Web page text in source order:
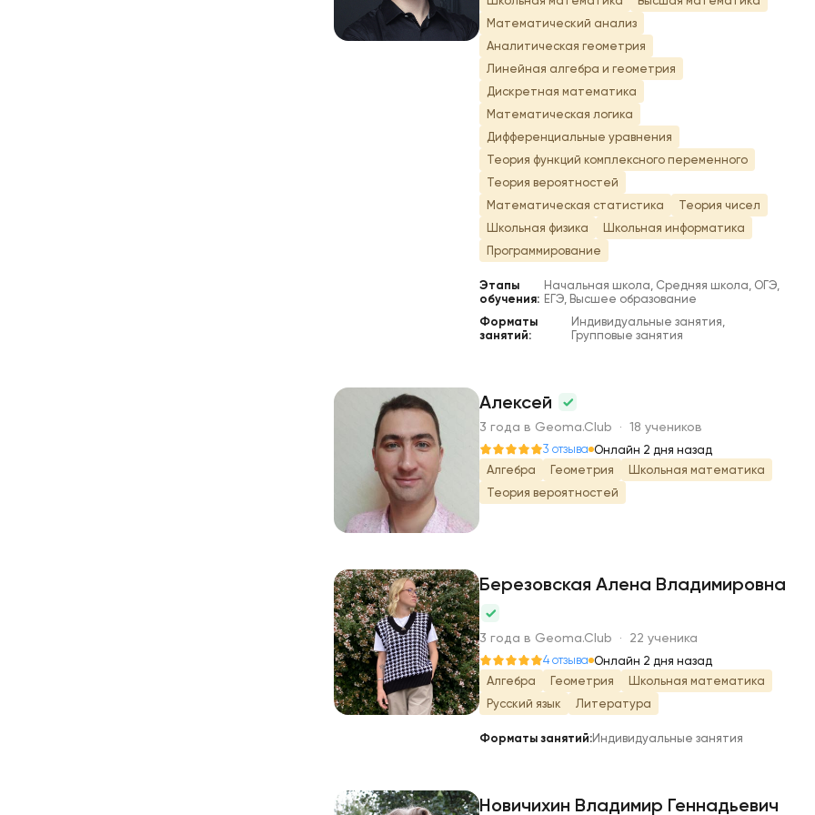
Математический анализ
Аналитическая геометрия
Линейная алгебра и геометрия
Дискретная математика
Математическая логика
Дифференциальные уравнения
Теория функций комплексного переменного
Теория вероятностей
Математическая статистика
Теория чисел
Школьная физика
Школьная информатика
Программирование
Этапы
обучения:
Начальная школа, Средняя школа, ОГЭ,
ЕГЭ, Высшее образование
Форматы
занятий:
Индивидуальные занятия,
Групповые занятия
А
Алексей
3 года в Geoma.Club · 18 учеников
3 отзыва Онлайн 2 дня назад
Алгебра
Геометрия
Школьная математика
Теория вероятностей
Б
Березовская Алена Владимировна
3 года в Geoma.Club · 22 ученика
4 отзыва Онлайн 2 дня назад
Алгебра
Геометрия
Школьная математика
Русский язык
Литература
Форматы занятий:Индивидуальные занятия
Новичихин Владимир Геннадьевич